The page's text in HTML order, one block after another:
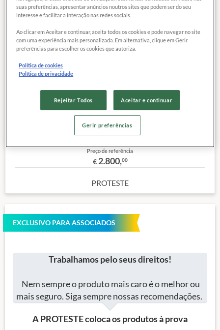
Exclusivo para
Memória interna:64,00 GB
Sistema operacional completo:
Conexão de dados:3G en 4G
Diagonal da imagem da tela:
10,50 "
Outras características
Preço de referência
€2.800,00
PROTESTE
EXCLUSIVO PARA ASSOCIADOS
Trabalhamos pelo seus direitos!
Nem sempre o produto mais caro é o melhor ou
mais seguro. Siga sempre nossas recomendações.
A PROTESTE coloca os produtos à prova
suas preferências, apresentar anúncios noutros sites que podem ser do seu
interesse e facilitar a interação nas redes sociais.
Ao clicar em Aceitar e continuar, aceita todos os cookies e pode navegar no site
com uma experiência mais personalizada. Em alternativa, clique em Gerir
preferências para escolher os cookies que autoriza.
Política de cookies
Política de privacidade
Rejeitar Todos Aceitar e continuar
Gerir preferências